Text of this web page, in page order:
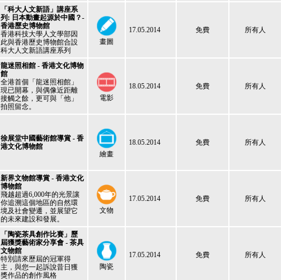
「科大人文新語」講座系
列: 日本動畫起源於中國？-
香港歷史博物館
香港科技大學人文學部因
此與香港歷史博物館合設
科大人文新語講座系列
畫圖
17.05.2014 免費 所有人
龍迷照相館 - 香港文化博物
館
全港首個「龍迷照相館」
現已開幕，與偶像近距離
接觸之餘，更可與「他」
拍照留念。
電影
18.05.2014 免費 所有人
徐展堂中國藝術館導賞 - 香
港文化博物館
繪畫
18.05.2014 免費 所有人
新界文物館導賞 - 香港文化
博物館
飛越超過6,000年的光景讓
你追溯這個地區的自然環
境及社會變遷，並展望它
的未來建設和發展。
文物
17.05.2014 免費 所有人
「陶瓷茶具創作比賽」歷
屆獲獎藝術家分享會 - 茶具
文物館
特別請來歷屆的冠軍得
主，與您一起訴說昔日獲
獎作品的創作風格
陶瓷
17.05.2014 免費 所有人